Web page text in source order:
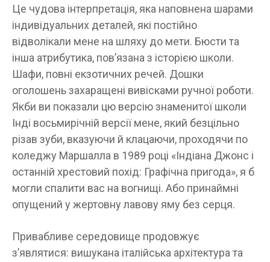
Це чудова інтерпретація, яка наповнена шарами
індивідуальних деталей, які постійно
відволікали мене на шляху до мети. Бюсти та
інша атрибутика, пов’язана з історією школи.
Шафи, повні екзотичних речей. Дошки
оголошень захаращені вивісками ручної роботи.
Якби ви показали цю версію знаменитої школи
Інді восьмирічній версії мене, який безцільно
різав зуби, вказуючи й клацаючи, проходячи по
коледжу Маршалла в 1989 році «Індіана Джонс і
останній хрестовий похід: Графічна пригода», я б
могли спалити вас на вогнищі. Або принаймні
опущений у жертовну лавову яму без серця.
Привабливе середовище продовжує
з’являтися: вишукана італійська архітектура та